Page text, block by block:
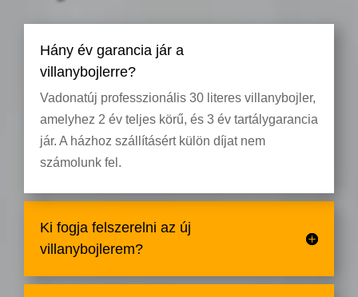
Hány év garancia jár a
villanybojlerre?
Vadonatúj professzionális 30 literes villanybojler,
amelyhez 2 év teljes körű, és 3 év tartálygarancia
jár. A házhoz szállításért külön díjat nem
számolunk fel.
Ki fogja felszerelni az új
villanybojlerem?